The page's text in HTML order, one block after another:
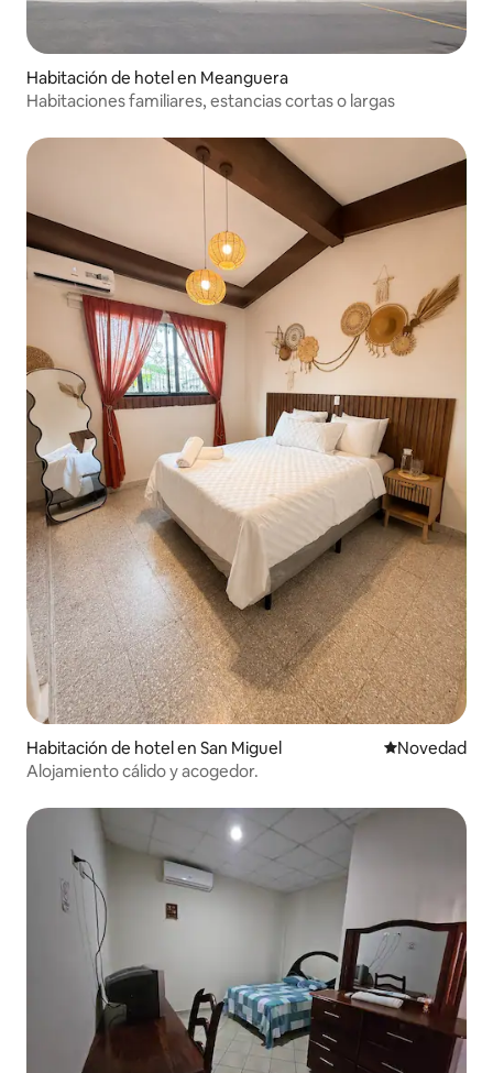
Habitación de hotel en Meanguera
Habitaciones familiares, estancias cortas o largas
Habitación de hotel en San Miguel Lugar para
Novedad
Alojamiento cálido y acogedor.